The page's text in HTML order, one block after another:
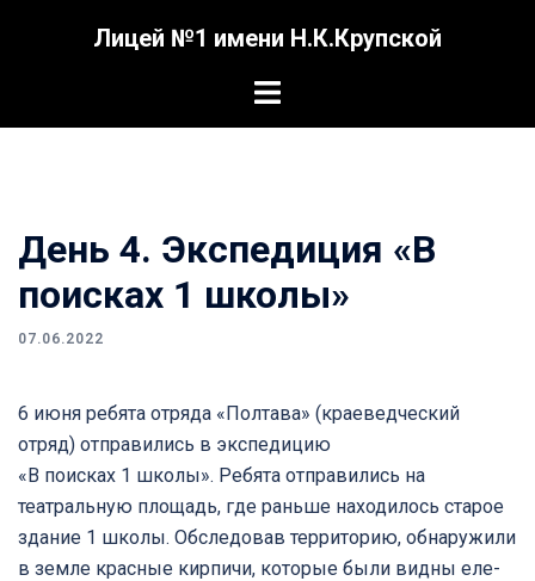
Лицей №1 имени Н.К.Крупской
Переключатель
День 4. Экспедиция «В
поисках 1 школы»
07.06.2022
6 июня ребята отряда «Полтава» (краеведческий
отряд) отправились в экспедицию
«В поисках 1 школы». Ребята отправились на
театральную площадь, где раньше находилось старое
здание 1 школы. Обследовав территорию, обнаружили
в земле красные кирпичи, которые были видны еле-